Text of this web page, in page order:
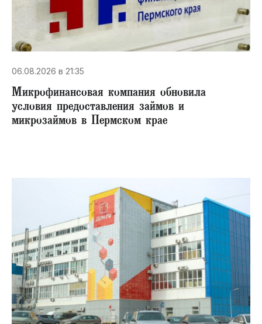
06.08.2026 в 21:35
Микрофинансовая компания обновила
условия предоставления займов и
микрозаймов в Пермском крае